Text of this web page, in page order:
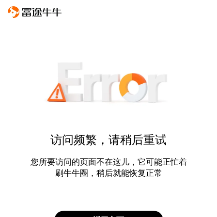
访问频繁，请稍后重试
您所要访问的页面不在这儿，它可能正忙着
刷牛牛圈，稍后就能恢复正常